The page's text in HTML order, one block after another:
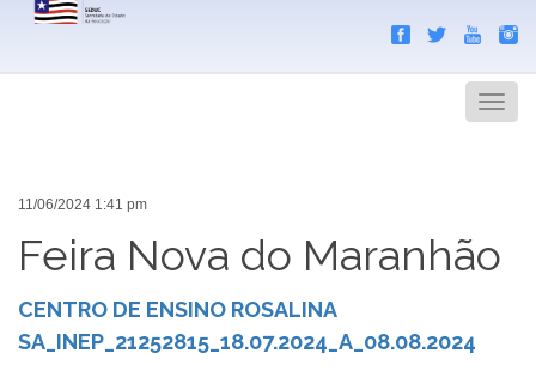
Menu
11/06/2024 1:41 pm
Feira Nova do Maranhão
CENTRO DE ENSINO ROSALINA
SA_INEP_21252815_18.07.2024_A_08.08.2024